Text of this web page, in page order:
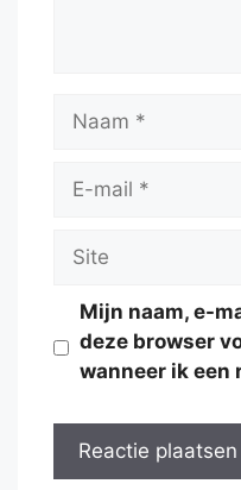
Naam
Site
Mijn naam, e-
deze browser
wanneer ik een